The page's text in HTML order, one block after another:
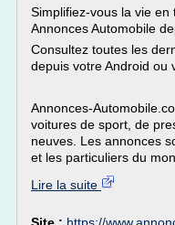
Simplifiez-vous la vie
Annonces Automobile
Consultez toutes les
depuis votre Android ou
Annonces-
voitures de sport, de
neuves. Les annonces
et les particuliers du
Lire la suite